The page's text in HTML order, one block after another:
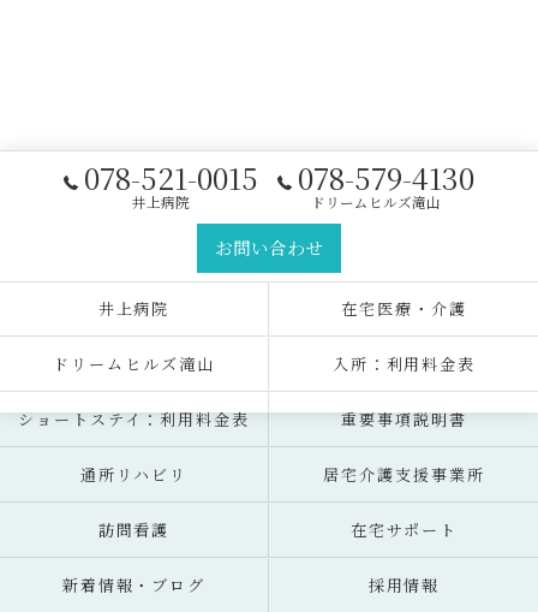
078-521-0015
井上病院
078-579-4130
ドリームヒルズ滝山
お問い合わせ
井上病院 在宅医療・介護
ドリームヒルズ滝山 入所：利用料金表
ショートステイ：利用料金表 重要事項説明書
通所リハビリ 居宅介護支援事業所
訪問看護 在宅サポート
新着情報・ブログ 採用情報